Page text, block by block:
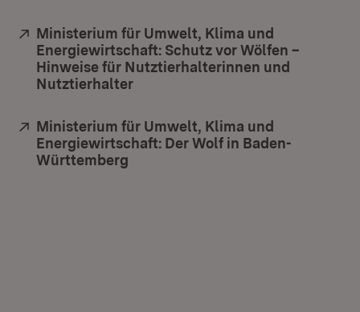
Extern:
Ministerium für Umwelt, Klima und
Energiewirtschaft: Schutz vor Wölfen –
Hinweise für Nutztierhalterinnen und
Nutztierhalter
Extern:
Ministerium für Umwelt, Klima und
Energiewirtschaft: Der Wolf in Baden-
Württemberg